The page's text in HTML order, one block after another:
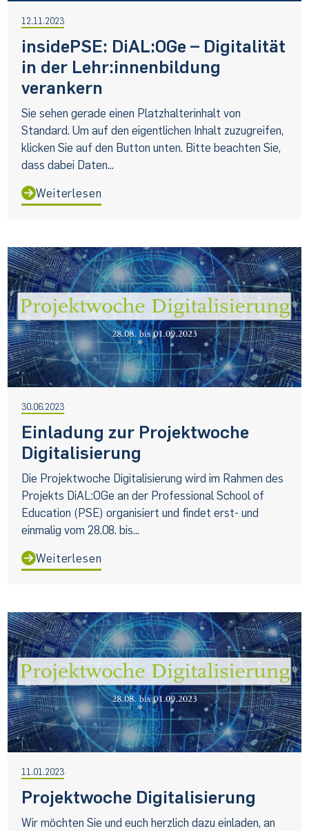
12.11.2023
insidePSE: DiAL:OGe – Digitalität
in der Lehr:innenbildung
verankern
Sie sehen gerade einen Platzhalterinhalt von
Standard. Um auf den eigentlichen Inhalt zuzugreifen,
klicken Sie auf den Button unten. Bitte beachten Sie,
dass dabei Daten...
Weiterlesen
30.06.2023
Einladung zur Projektwoche
Digitalisierung
Die Projektwoche Digitalisierung wird im Rahmen des
Projekts DiAL:OGe an der Professional School of
Education (PSE) organisiert und findet erst- und
einmalig vom 28.08. bis...
Weiterlesen
11.01.2023
Projektwoche Digitalisierung
Wir möchten Sie und euch herzlich dazu einladen, an